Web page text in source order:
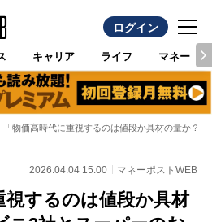
ログイン
キャリア ライフ マネー
「物価高時代に重視するのは値段か具材の量か？
2026.04.04 15:00 マネーポストWEB
視するのは値段か具材